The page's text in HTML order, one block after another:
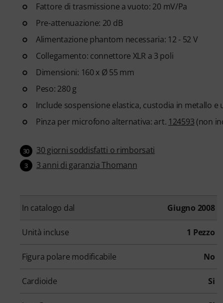
Fattore di trasmissione a vuoto: 20 mV/Pa
Pre-attenuazione: 20 dB
Alimentazione phantom necessaria: 12 - 52 V
Collegamento: connettore XLR a 3 poli
Dimensioni: 160 x Ø 55 mm
Peso: 280 g
Include sospensione elastica, custodia in metallo
Pinza per microfono alternativa: art. 124593 (non
30 30 giorni soddisfatti o rimborsati
3 3 anni di garanzia Thomann
In catalogo dal Giugno 2008
Unità incluse 1 Pezzo
Figura polare modificabile No
Cardioide Si